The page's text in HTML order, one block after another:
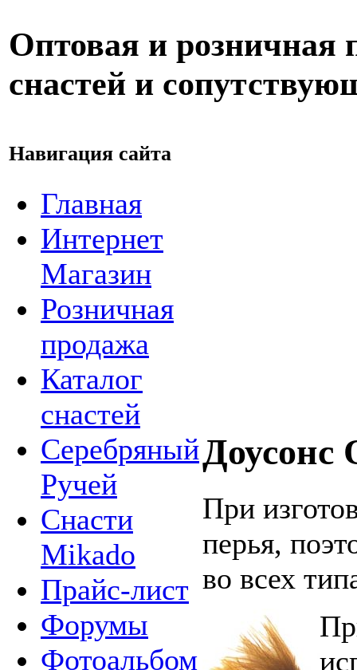
Оптовая и розничная
снастей и
Навигация сайта
Главная
Интернет
Магазин
Розничная
продажа
Каталог
снастей
Серебряный
Ручей
Снасти
Mikado
Прайс-лист
Форумы
Фотоальбом
Доусонс
При
перья,
во всех